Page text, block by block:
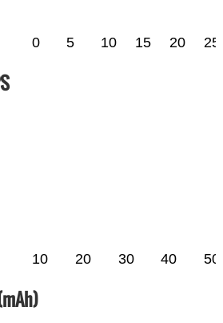
0 5 10 15 20 25
10 20 30 40 50